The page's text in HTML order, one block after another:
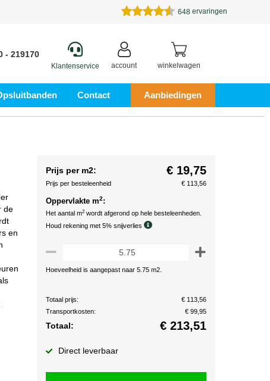
648 ervaringen
- 219170
Klantenservice account winkelwagen
Contact Aanbiedingen
de
en
Prijs per m2: € 19,75
Prijs per besteleenheid € 113,56
Oppervlakte m2:
Het aantal m2 wordt afgerond op hele besteleenheden.
Houd rekening met 5% snijverlies
Hoeveelheid is aangepast naar 5.75 m2.
Totaal prijs:
€ 113,56
Transportkosten:
€ 99,95
Totaal: € 213,51
Direct leverbaar